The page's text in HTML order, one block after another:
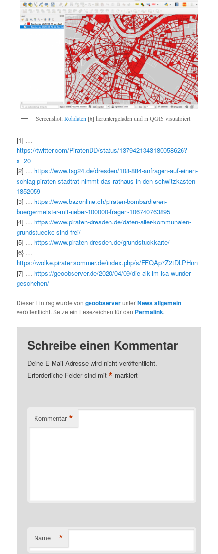
Screenshot:Rohdaten [6] heruntergeladen und in QGIS visualisiert
[1] …
https://twitter.com/PiratenDD/status/1379421343180058626?
s=20
[2] … https://www.tag24.de/dresden/108-884-anfragen-auf-einen-
schlag-piraten-stadtrat-nimmt-das-rathaus-in-den-schwitzkasten-
1852059
[3] … https://www.bazonline.ch/piraten-bombardieren-
buergermeister-mit-ueber-100000-fragen-106740763895
[4] … https://www.piraten-dresden.de/daten-aller-kommunalen-
grundstuecke-sind-frei/
[5] … https://www.piraten-dresden.de/grundstuckkarte/
[6} …
https://wolke.piratensommer.de/index.php/s/FFQAp7Z2tDLPHnn
[7] … https://geoobserver.de/2020/04/09/die-alk-im-lsa-wunder-
geschehen/
Dieser Eintrag wurde vongeoobserverunterNews allgemein
veröffentlicht. Setze ein Lesezeichen für den Permalink.
Schreibe einen Kommentar
Deine E-Mail-Adresse wird nicht veröffentlicht.
Erforderliche Felder sind mit* markiert
Kommentar *
Name *